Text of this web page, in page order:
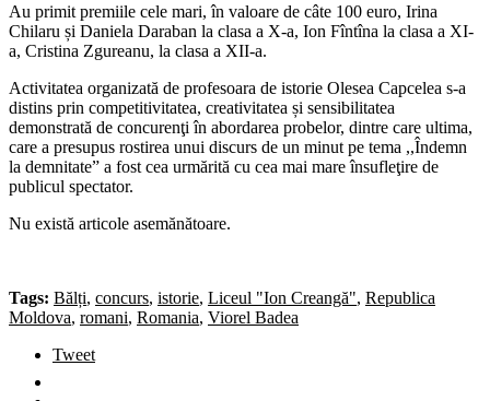
Au primit premiile cele mari, în valoare de câte 100 euro, Irina
Chilaru și Daniela Daraban la clasa a X-a, Ion Fîntîna la clasa a XI-
a, Cristina Zgureanu, la clasa a XII-a.
Activitatea organizată de profesoara de istorie Olesea Capcelea s-a
distins prin competitivitatea, creativitatea și sensibilitatea
demonstrată de concurenţi în abordarea probelor, dintre care ultima,
care a presupus rostirea unui discurs de un minut pe tema ,,Îndemn
la demnitate” a fost cea urmărită cu cea mai mare însufleţire de
publicul spectator.
Nu există articole asemănătoare.
Tags: Bălți, concurs, istorie, Liceul "Ion Creangă", Republica
Moldova, romani, Romania, Viorel Badea
Tweet